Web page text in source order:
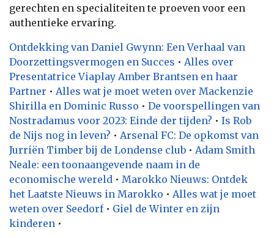
gerechten en specialiteiten te proeven voor een
authentieke ervaring.
Ontdekking van Daniel Gwynn: Een Verhaal van
Doorzettingsvermogen en Succes • Alles over
Presentatrice Viaplay Amber Brantsen en haar
Partner • Alles wat je moet weten over Mackenzie
Shirilla en Dominic Russo • De voorspellingen van
Nostradamus voor 2023: Einde der tijden? • Is Rob
de Nijs nog in leven? • Arsenal FC: De opkomst van
Jurriën Timber bij de Londense club • Adam Smith
Neale: een toonaangevende naam in de
economische wereld • Marokko Nieuws: Ontdek
het Laatste Nieuws in Marokko • Alles wat je moet
weten over Seedorf• Giel de Winter en zijn
kinderen •